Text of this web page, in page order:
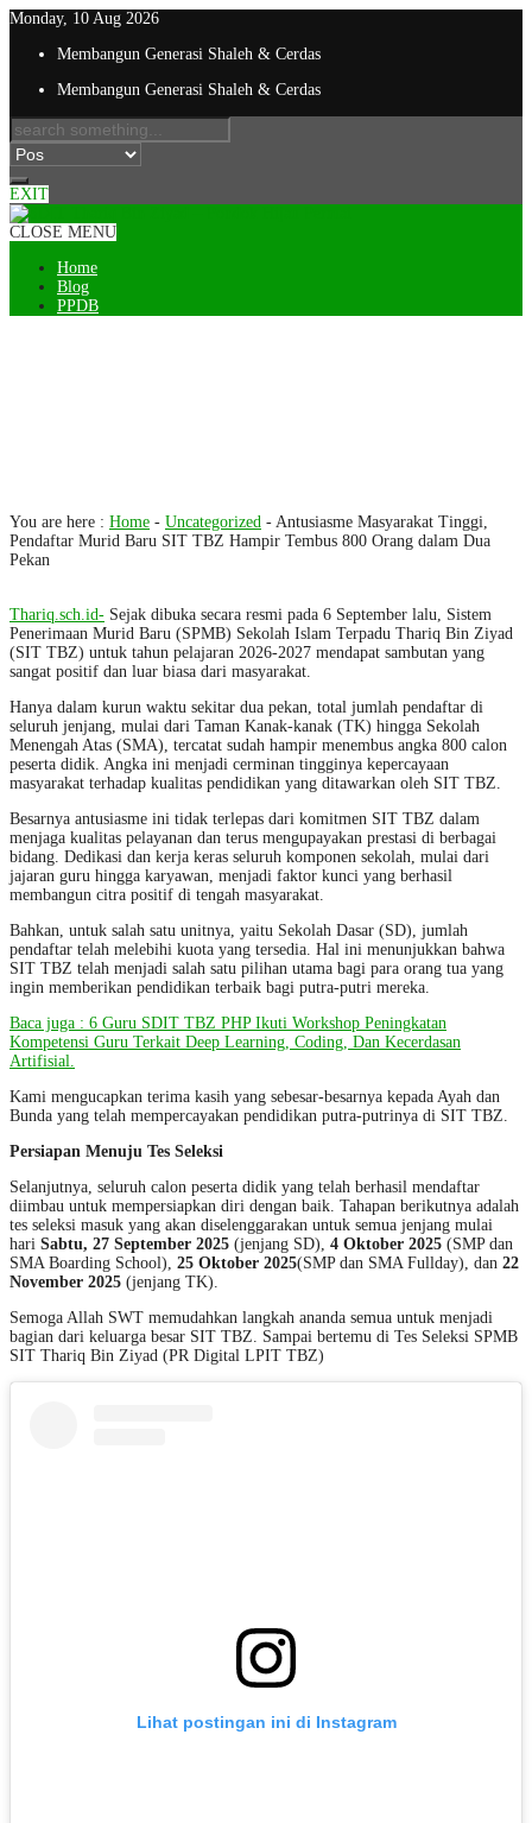
Monday, 10 Aug 2026
Membangun Generasi Shaleh & Cerdas
Membangun Generasi Shaleh & Cerdas
EXIT
CLOSE MENU
Home
Blog
PPDB
You are here : Home - Uncategorized - Antusiasme Masyarakat Tinggi,
Pendaftar Murid Baru SIT TBZ Hampir Tembus 800 Orang dalam Dua
Pekan
Thariq.sch.id- Sejak dibuka secara resmi pada 6 September lalu, Sistem
Penerimaan Murid Baru (SPMB) Sekolah Islam Terpadu Thariq Bin Ziyad
(SIT TBZ) untuk tahun pelajaran 2026-2027 mendapat sambutan yang
sangat positif dan luar biasa dari masyarakat.
Hanya dalam kurun waktu sekitar dua pekan, total jumlah pendaftar di
seluruh jenjang, mulai dari Taman Kanak-kanak (TK) hingga Sekolah
Menengah Atas (SMA), tercatat sudah hampir menembus angka 800 calon
peserta didik. Angka ini menjadi cerminan tingginya kepercayaan
masyarakat terhadap kualitas pendidikan yang ditawarkan oleh SIT TBZ.
Besarnya antusiasme ini tidak terlepas dari komitmen SIT TBZ dalam
menjaga kualitas pelayanan dan terus mengupayakan prestasi di berbagai
bidang. Dedikasi dan kerja keras seluruh komponen sekolah, mulai dari
jajaran guru hingga karyawan, menjadi faktor kunci yang berhasil
membangun citra positif di tengah masyarakat.
Bahkan, untuk salah satu unitnya, yaitu Sekolah Dasar (SD), jumlah
pendaftar telah melebihi kuota yang tersedia. Hal ini menunjukkan bahwa
SIT TBZ telah menjadi salah satu pilihan utama bagi para orang tua yang
ingin memberikan pendidikan terbaik bagi putra-putri mereka.
Baca juga : 6 Guru SDIT TBZ PHP Ikuti Workshop Peningkatan
Kompetensi Guru Terkait Deep Learning, Coding, Dan Kecerdasan
Artifisial.
Kami mengucapkan terima kasih yang sebesar-besarnya kepada Ayah dan
Bunda yang telah mempercayakan pendidikan putra-putrinya di SIT TBZ.
Persiapan Menuju Tes Seleksi
Selanjutnya, seluruh calon peserta didik yang telah berhasil mendaftar
diimbau untuk mempersiapkan diri dengan baik. Tahapan berikutnya adalah
tes seleksi masuk yang akan diselenggarakan untuk semua jenjang mulai
hari Sabtu, 27 September 2025 (jenjang SD), 4 Oktober 2025 (SMP dan
SMA Boarding School), 25 Oktober 2025(SMP dan SMA Fullday), dan 22
November 2025 (jenjang TK).
Semoga Allah SWT memudahkan langkah ananda semua untuk menjadi
bagian dari keluarga besar SIT TBZ. Sampai bertemu di Tes Seleksi SPMB
SIT Thariq Bin Ziyad (PR Digital LPIT TBZ)
Lihat postingan ini di Instagram